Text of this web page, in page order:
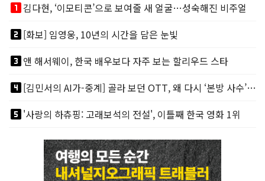
looks_one김다현, ‘이모티콘’으로 보여줄 새 얼굴…성숙해진 비주얼
looks_two[화보] 임영웅, 10년의 시간을 담은 눈빛
looks_3앤 해서웨이, 한국 배우보다 자주 보는 할리우드 스타
looks_4
[김민서의 AI가-중계] 골라 보던 OTT, 왜 다시 ‘본방 사수’를 부르나
looks_5'사랑의 하츄핑: 고래보석의 전설', 이틀째 한국 영화 1위